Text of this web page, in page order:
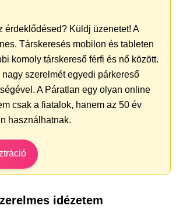
érdeklődésed? Küldj üzenetet! A
Társkeresés mobilon és tableten
komoly társkereső férfi és nő között.
szerelmét egyedi párkereső
A Páratlan egy olyan online
csak a fiatalok, hanem az 50 év
használhatnak.
idézetem